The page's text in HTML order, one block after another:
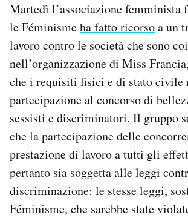
CALENDARIO
AREA PERSONALE
Area Personale
Newsletter
Notifiche mobile
Regala il Post
Hai bisogno di aiuto?
Esci
Martedì l’associazione femminista
le Féminismeha fatto ricorsoa un
lavoro contro le società che sono
nell’organizzazione di Miss
che i requisiti fisici e di stato civile
partecipazione al concorso di
sessisti e discriminatori. Il gruppo
che la partecipazione delle
prestazione di lavoro a tutti gli
pertanto sia soggetta alle leggi
discriminazione: le stesse leggi,
Féminisme, che sarebbe state